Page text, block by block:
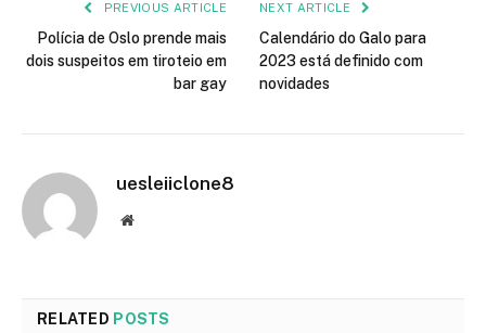
PREVIOUS ARTICLE
Polícia de Oslo prende mais
dois suspeitos em tiroteio em
bar gay
NEXT ARTICLE
Calendário do Galo para
2023 está definido com
novidades
uesleiiclone8
Website
RELATED POSTS